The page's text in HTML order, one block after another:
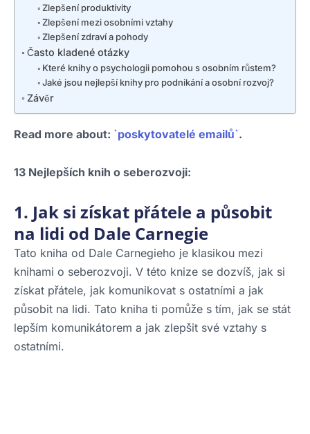
Zlepšení produktivity
Zlepšení mezi osobními vztahy
Zlepšení zdraví a pohody
Často kladené otázky
Které knihy o psychologii pomohou s osobním růstem?
Jaké jsou nejlepší knihy pro podnikání a osobní rozvoj?
Závěr
Read more about: `poskytovatelé emailů`.
13 Nejlepších knih o seberozvoji:
1. Jak si získat přátele a působit
na lidi od Dale Carnegie
Tato kniha od Dale Carnegieho je klasikou mezi
knihami o seberozvoji. V této knize se dozvíš, jak si
získat přátele, jak komunikovat s ostatními a jak
působit na lidi. Tato kniha ti pomůže s tím, jak se stát
lepším komunikátorem a jak zlepšit své vztahy s
ostatními.